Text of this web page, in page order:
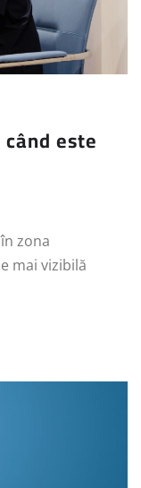
este
zona
mai vizibilă